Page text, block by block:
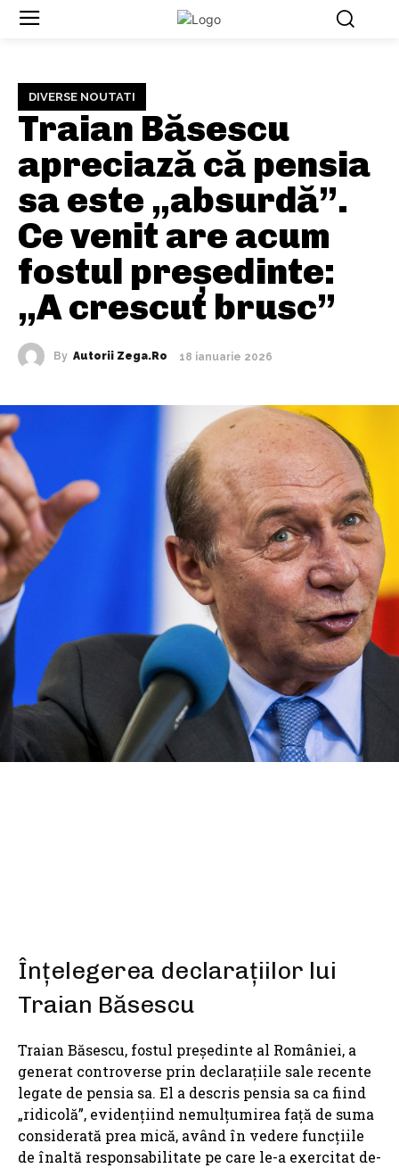
DIVERSE NOUTATI
Traian Băsescu
apreciază că pensia
sa este „absurdă”.
Ce venit are acum
fostul președinte:
„A crescut brusc”
By Autorii Zega.ro 18 ianuarie 2026
Înțelegerea declarațiilor lui
Traian Băsescu
Traian Băsescu, fostul președinte al României, a
generat controverse prin declarațiile sale recente
legate de pensia sa. El a descris pensia sa ca fiind
„ridicolă”, evidențiind nemulțumirea față de suma
considerată prea mică, având în vedere funcțiile
de înaltă responsabilitate pe care le-a exercitat de-